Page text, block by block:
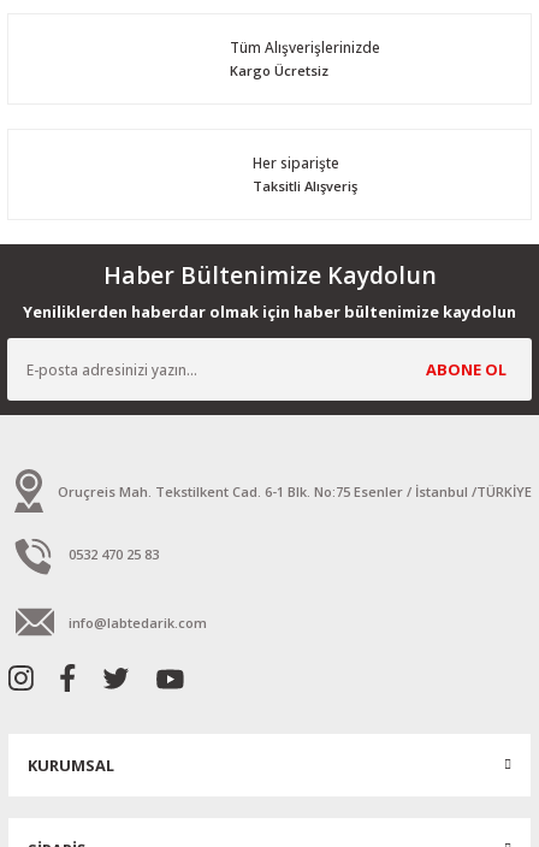
Tüm Alışverişlerinizde
Kargo Ücretsiz
Her siparişte
Taksitli Alışveriş
Haber Bültenimize Kaydolun
Yeniliklerden haberdar olmak için haber bültenimize kaydolun
ABONE OL
Oruçreis Mah. Tekstilkent Cad. 6-1 Blk. No:75 Esenler / İstanbul /TÜRKİYE
0532 470 25 83
info@labtedarik.com
KURUMSAL